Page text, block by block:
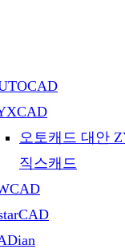
오토캐드 대안
직스캐드